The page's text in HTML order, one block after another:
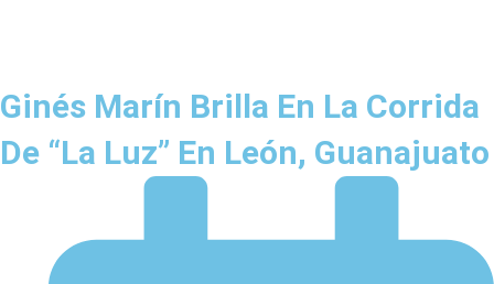
Ginés Marín Brilla En La Corrida
De “La Luz” En León, Guanajuato